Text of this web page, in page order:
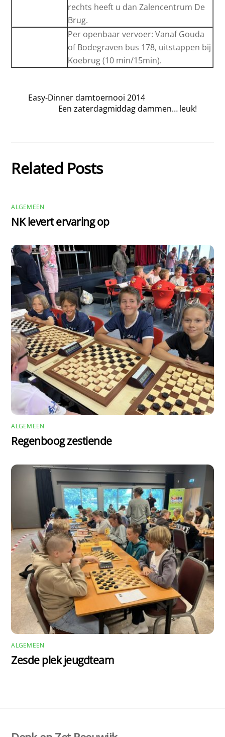
rechts heeft u dan Zalencentrum De
Brug.
Per openbaar vervoer: Vanaf Gouda
of Bodegraven bus 178, uitstappen bij
Koebrug (10 min/15min).
Easy-Dinner damtoernooi 2014
Een zaterdagmiddag dammen… leuk!
Related Posts
ALGEMEEN
NK levert ervaring op
ALGEMEEN
Regenboog zestiende
ALGEMEEN
Zesde plek jeugdteam
Back